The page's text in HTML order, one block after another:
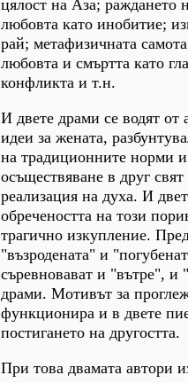
цялост на Аза; раждането
любовта като инобитие;
рай; метафизичната
любовта и смъртта като
конфликта и т.н.
И двете драми се водят от
идеи за жената,
на традиционните норми
осъществяване в друг
реализация на духа. И
обречеността на този
трагично изкупление.
"възродената" и
съревновават и "вътре", и
драми. Мотивът за
функционира и в двете
постигането на другостта.
При това двамата автори